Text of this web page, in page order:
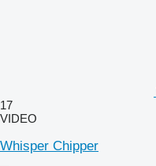
17
VIDEO
Whisper Chipper